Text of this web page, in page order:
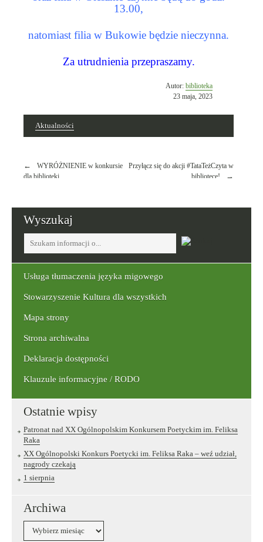
13.00,
natomiast filia w Bukowie będzie nieczynna.
Za utrudnienia przepraszamy.
Autor:bibliotekaOpublikowano
w
23 maja, 2023
Aktualności
Nawigacja
wpisu
WYRÓŻNIENIE w konkursie
dla biblioteki
Przyłącz się do akcji #TataTeżCzyta w
bibliotece!
Wyszukaj
wpisz
Usługa tłumaczenia języka migowego
Stowarzyszenie Kultura dla wszystkich
Mapa strony
Strona archiwalna
Deklaracja dostępności
Klauzule informacyjne / RODO
Ostatnie wpisy
Patronat nad XX Ogólnopolskim Konkursem Poetyckim im. Feliksa
Raka
XX Ogólnopolski Konkurs Poetycki im. Feliksa Raka – weź udział,
nagrody czekają
1 sierpnia
Archiwa